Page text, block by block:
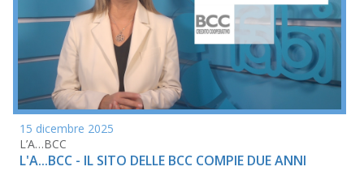
15 dicembre 2025
L’A…BCC
L'A...BCC - IL SITO DELLE BCC COMPIE DUE ANNI